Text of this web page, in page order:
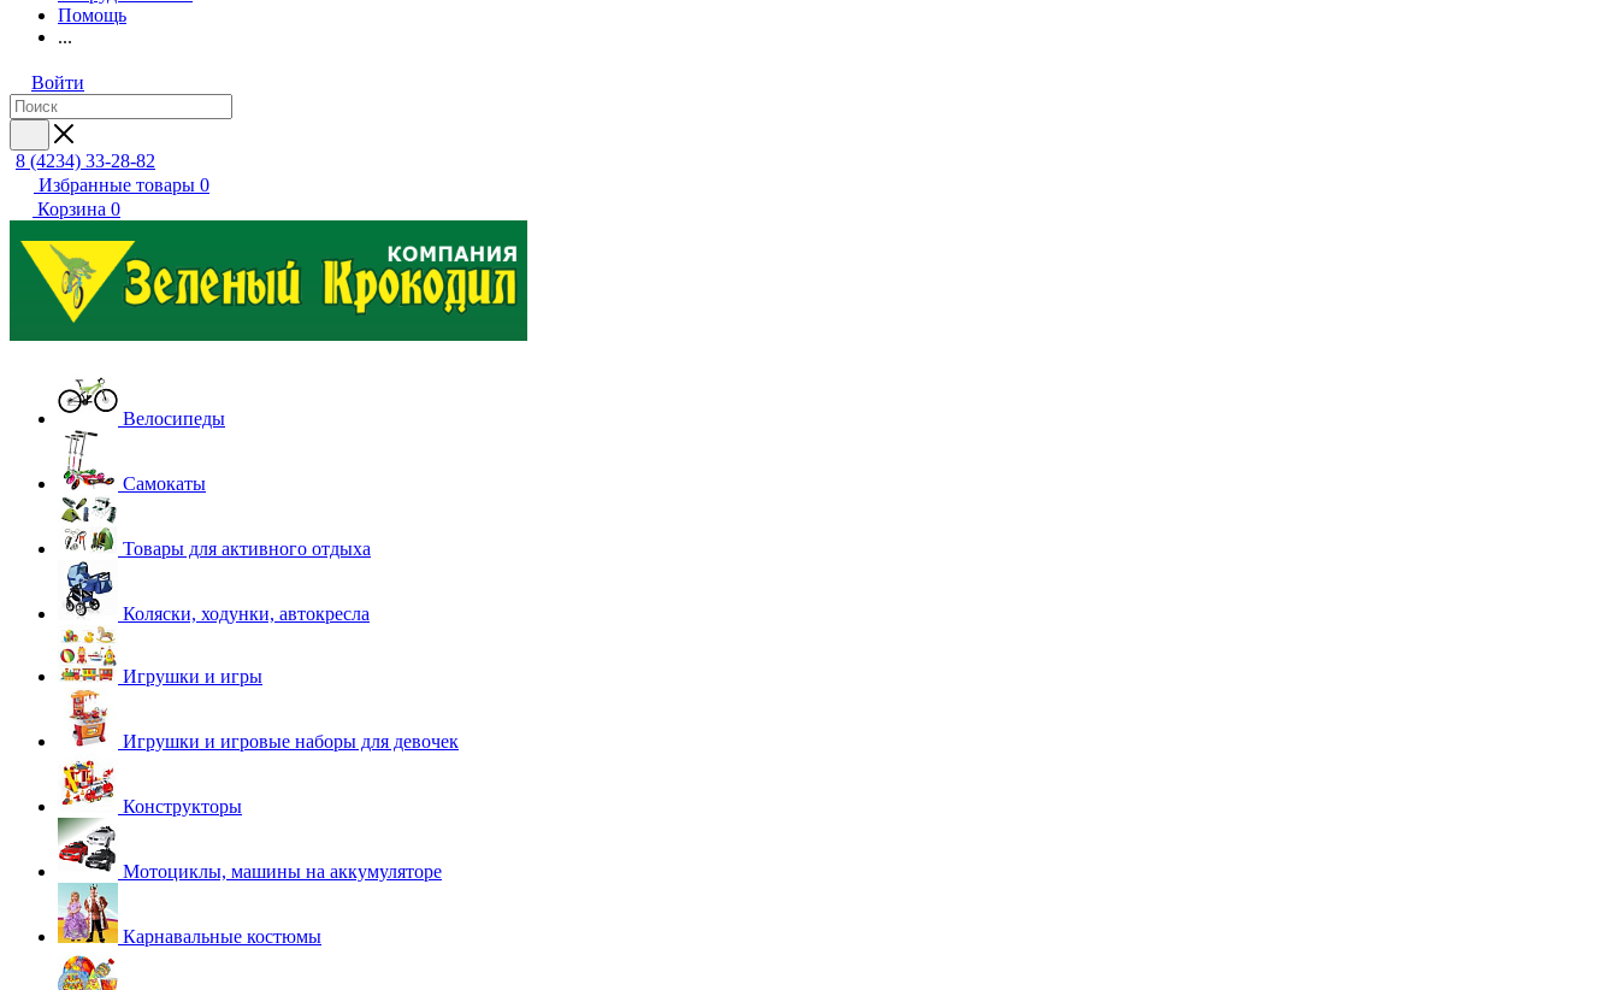
Помощь
...
Войти
8 (4234) 33-28-82
Избранные товары 0
Корзина 0
Велосипеды
Самокаты
Товары для активного отдыха
Коляски, ходунки, автокресла
Игрушки и игры
Игрушки и игровые наборы для девочек
Конструкторы
Мотоциклы, машины на аккумуляторе
Карнавальные костюмы